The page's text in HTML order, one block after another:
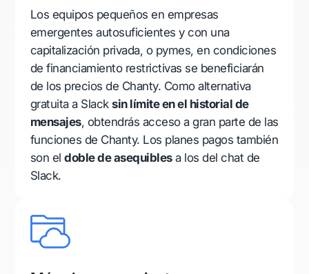
Los equipos pequeños en empresas
emergentes autosuficientes y con una
capitalización privada, o pymes, en condiciones
de financiamiento restrictivas se beneficiarán
de los precios de Chanty. Como alternativa
gratuita a Slacksin límite en el historial de
mensajes, obtendrás acceso a gran parte de las
funciones de Chanty. Los planes pagos también
son eldoble de asequiblesa los del chat de
Slack.